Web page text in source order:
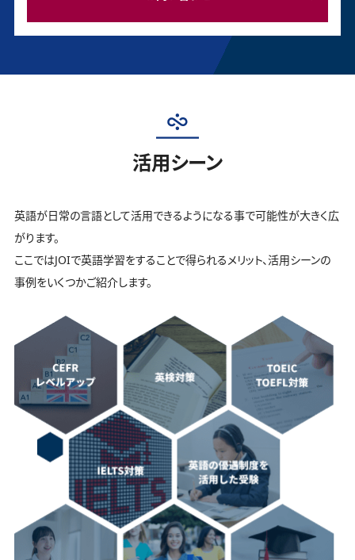
活用シーン
英語が日常の言語として活用できるようになる事で可能性が大きく広
がります。
ここではJOIで英語学習をすることで得られるメリット、活用シーンの
事例をいくつかご紹介します。